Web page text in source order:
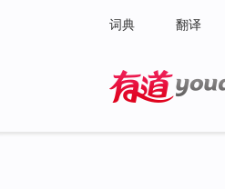
词典 翻译